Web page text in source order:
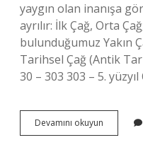
yaygın olan inanışa
ayrılır: İlk Çağ, Orta
bulunduğumuz Yakın
Tarihsel Çağ (Antik
30 – 303 303 – 5.
Devamını okuyun
Çağ